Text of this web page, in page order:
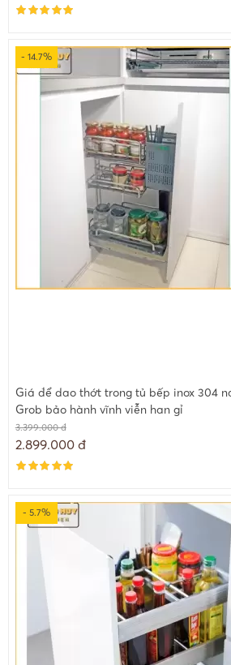
- 14.7%
Giá để dao thớt trong tủ bếp inox 304
Grob bảo hành vĩnh viễn han gỉ
3.399.000 đ
2.899.000 đ
- 5.7%